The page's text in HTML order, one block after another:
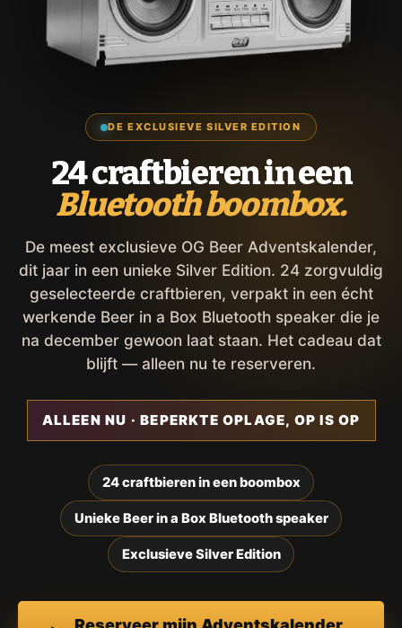
DE EXCLUSIEVE SILVER EDITION
24 craftbieren in een
Bluetooth boombox.
De meest exclusieve OG Beer Adventskalender,
dit jaar in een unieke Silver Edition. 24 zorgvuldig
geselecteerde craftbieren, verpakt in een écht
werkende Beer in a Box Bluetooth speaker die je
na december gewoon laat staan. Het cadeau dat
blijft — alleen nu te reserveren.
ALLEEN NU · BEPERKTE OPLAGE, OP IS OP
24 craftbieren in een boombox
Unieke Beer in a Box Bluetooth speaker
Exclusieve Silver Edition